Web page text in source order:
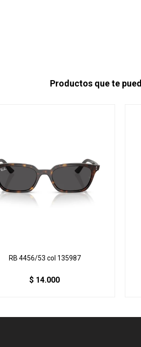
Productos que te
RB 4456/53 col 135987
$ 14.000